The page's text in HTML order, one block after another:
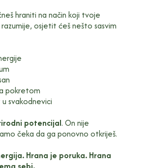
hraniti na način koji tvoje
osjetit ćeš nešto sasvim
pokretom
svakodnevici
potencijal. On nije
čeka da ga ponovno otkriješ.
Hrana je poruka. Hrana